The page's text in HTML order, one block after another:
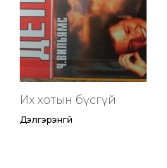
Их хотын бүсгүй
Дэлгэрэнгүй